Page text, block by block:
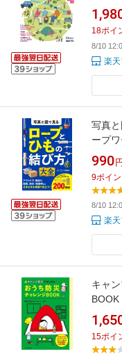
18ポイ
8/10
楽
写真
ープ
990 円
9ポイン
8/10
楽
キャ
15ポイ